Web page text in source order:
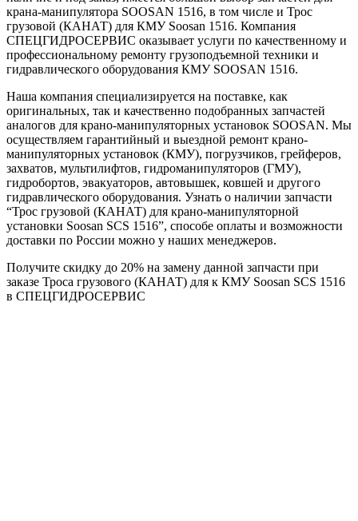
крана-манипулятора SOOSAN 1516, в том числе и Трос
грузовой (КАНАТ) для КМУ Soosan 1516. Компания
СПЕЦГИДРОСЕРВИС оказывает услуги по качественному и
профессиональному ремонту грузоподъемной техники и
гидравлического оборудования КМУ SOOSAN 1516.
Наша компания специализируется на поставке, как
оригинальных, так и качественно подобранных запчастей
аналогов для крано-манипуляторных установок SOOSAN. Мы
осуществляем гарантийный и выездной ремонт крано-
манипуляторных установок (КМУ), погрузчиков, грейферов,
захватов, мультилифтов, гидроманипуляторов (ГМУ),
гидробортов, эвакуаторов, автовышек, ковшей и другого
гидравлического оборудования. Узнать о наличии запчасти
“Трос грузовой (КАНАТ) для крано-манипуляторной
установки Soosan SCS 1516”, способе оплаты и возможности
доставки по России можно у наших менеджеров.
Получите скидку до 20% на замену данной запчасти при
заказе Троса грузового (КАНАТ) для к КМУ Soosan SCS 1516
в СПЕЦГИДРОСЕРВИС